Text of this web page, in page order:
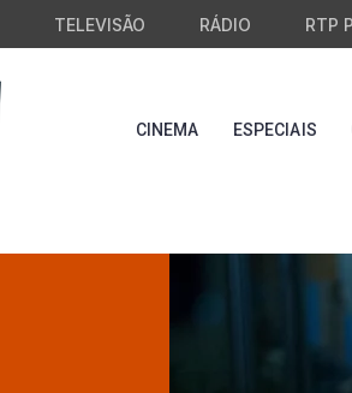
TELEVISÃO RÁDIO RTP
CINEMA ESPECIAIS